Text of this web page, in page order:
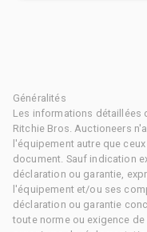
Généralités
Les informations détaillées
Ritchie Bros. Auctioneers
l'équipement autre que
document. Sauf indication
déclaration ou garantie,
l'équipement et/ou ses
déclaration ou garantie
toute norme ou exigence